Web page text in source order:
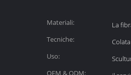
Materiali:
La
Tecniche:
Colata
Uso:
OEM & ODM: